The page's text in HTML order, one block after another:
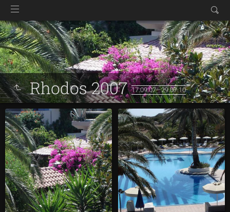
Rhodos 200717.09.07—29.07.10